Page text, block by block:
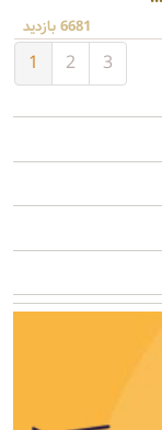
6681 بازدید
1 2 3